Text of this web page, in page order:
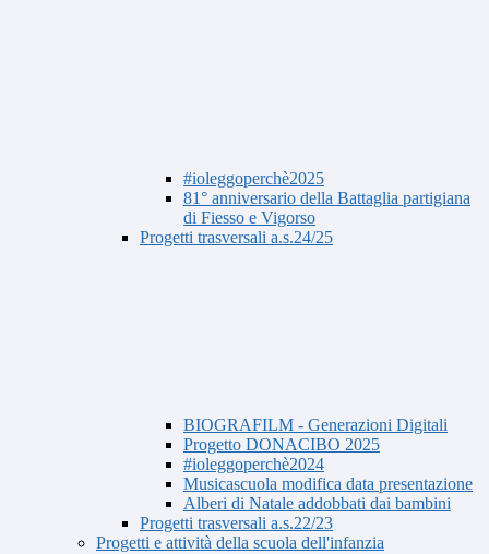
#ioleggoperchè2025
81° anniversario della Battaglia partigiana
di Fiesso e Vigorso
Progetti trasversali a.s.24/25
BIOGRAFILM - Generazioni Digitali
Progetto DONACIBO 2025
#ioleggoperchè2024
Musicascuola modifica data presentazione
Alberi di Natale addobbati dai bambini
Progetti trasversali a.s.22/23
Progetti e attività della scuola dell'infanzia